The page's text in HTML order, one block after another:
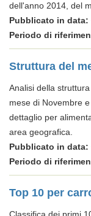
dell'anno 2014, del
Pubblicato in data:
Periodo di
Struttura del
Analisi della
mese di Novembre
dettaglio per
area geografica.
Pubblicato in data:
Periodo di
Top 10 per